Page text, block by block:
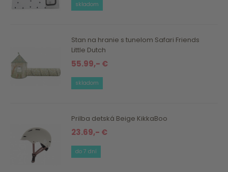
skladom
Stan na hranie s tunelom Safari Friends
Little Dutch
55.99,- €
skladom
Prilba detská Beige KikkaBoo
23.69,- €
do 7 dní